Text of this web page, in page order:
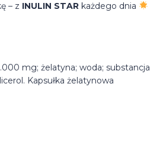
– z INULIN STAR każdego dnia
mg; żelatyna; woda; substancja
Kapsułka żelatynowa